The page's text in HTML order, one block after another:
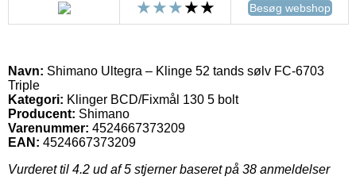
Besøg webshop
Navn: Shimano Ultegra – Klinge 52 tands sølv FC-6703
Triple
Kategori: Klinger BCD/Fixmål 130 5 bolt
Producent: Shimano
Varenummer: 4524667373209
EAN: 4524667373209
Vurderet til 4.2 ud af 5 stjerner baseret på 38 anmeldelser